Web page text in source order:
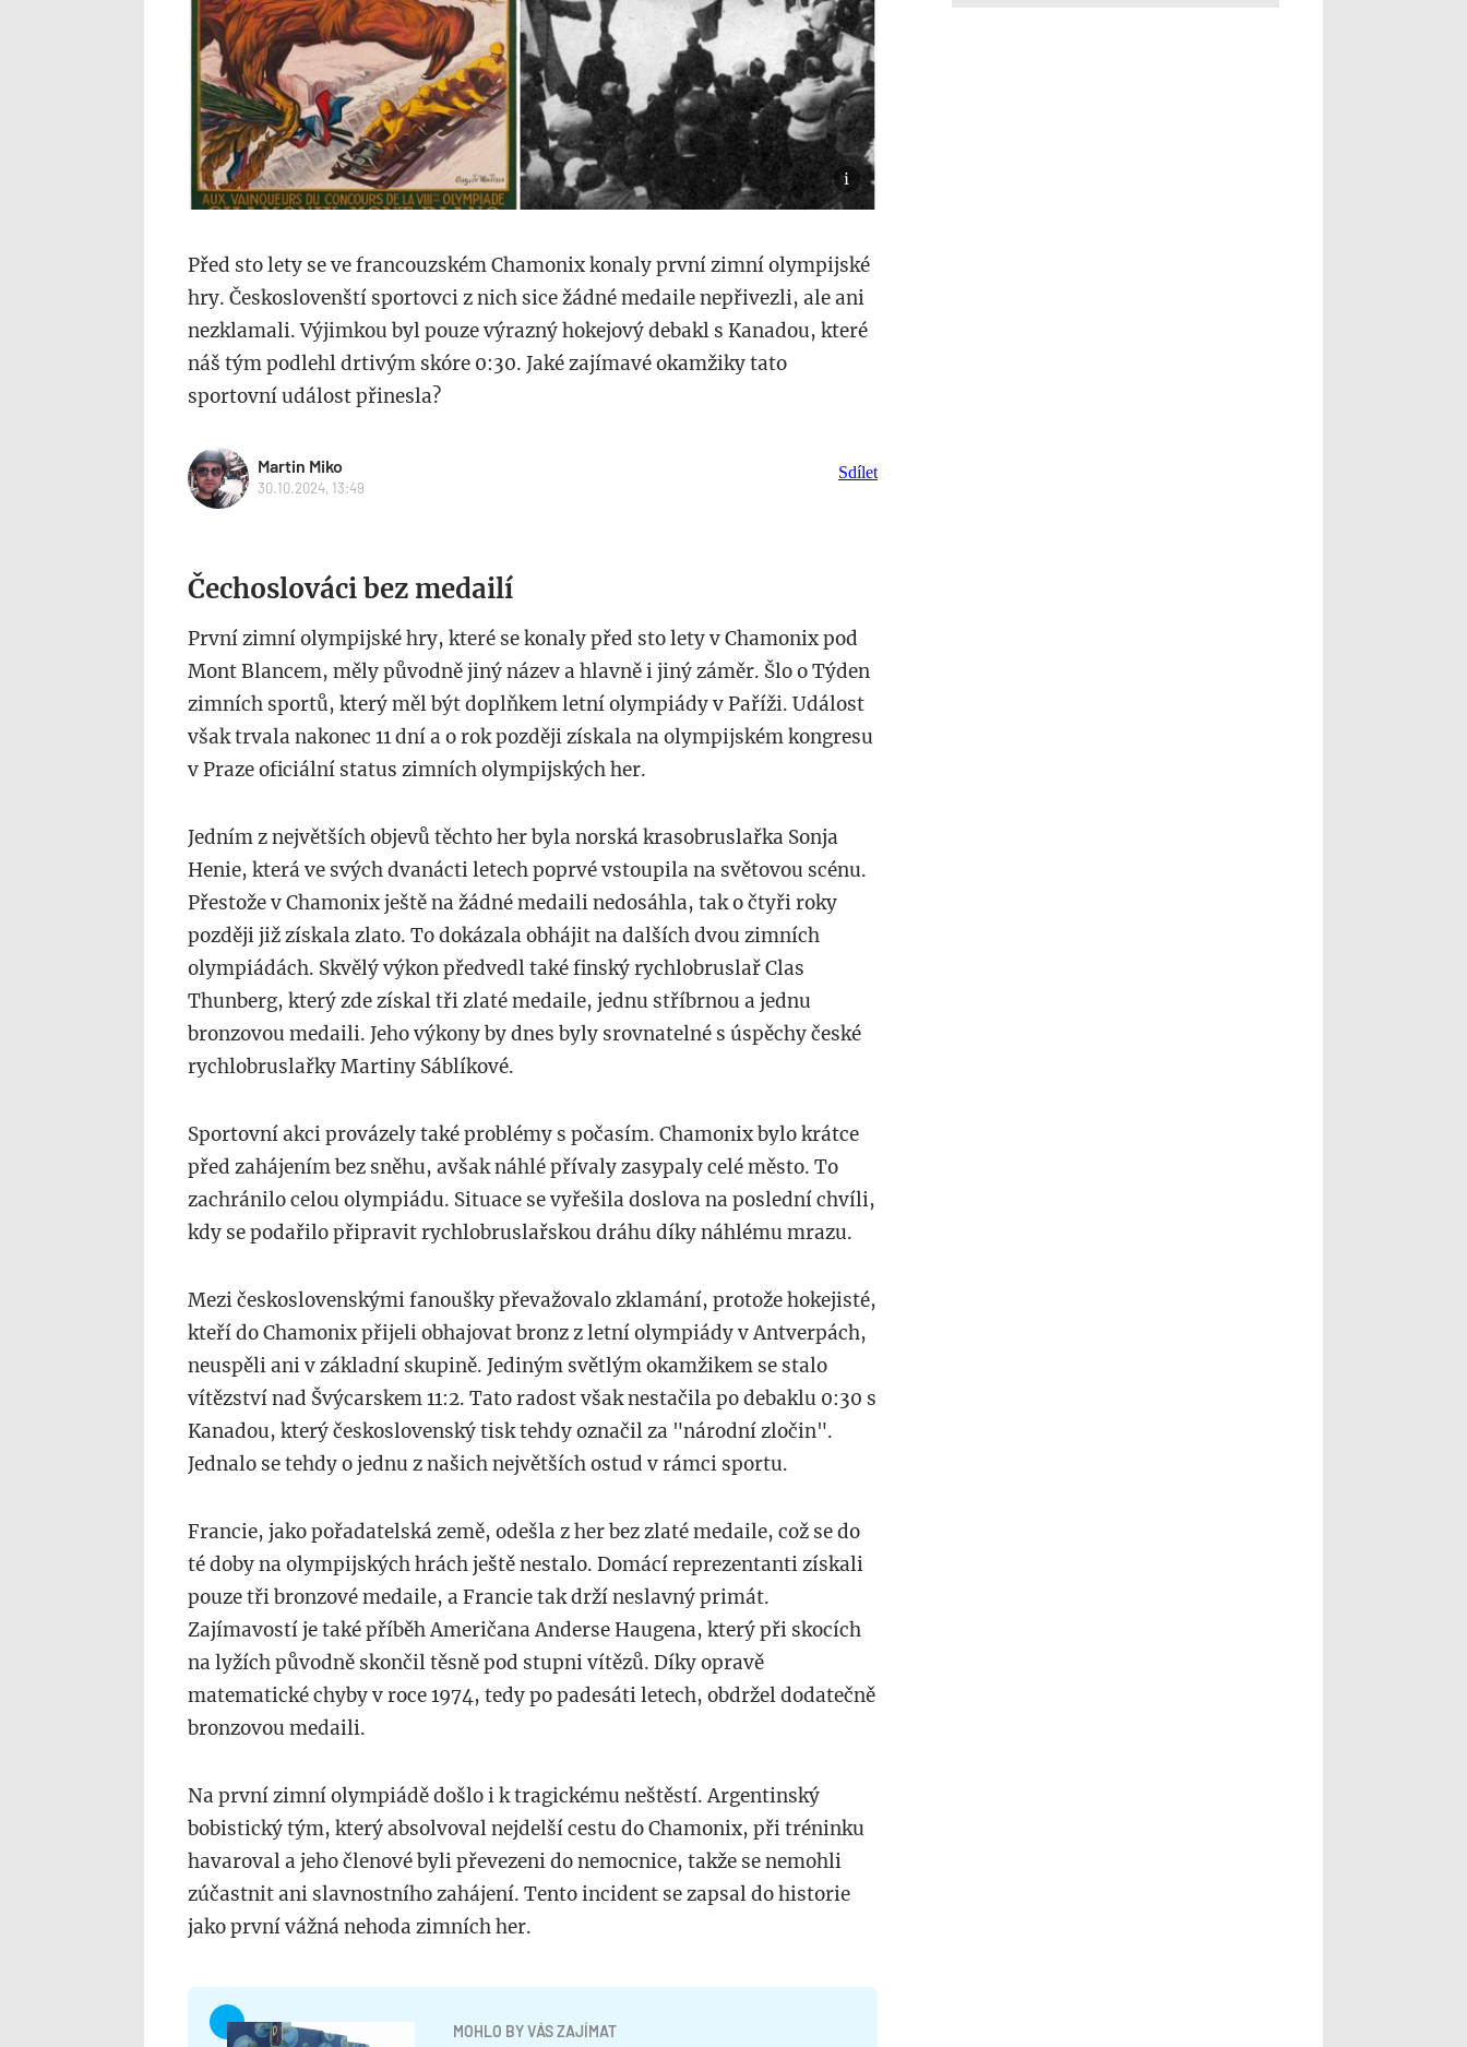
Před sto lety se ve francouzském Chamonix konaly první zimní olympijské
hry. Českoslovenští sportovci z nich sice žádné medaile nepřivezli, ale ani
nezklamali. Výjimkou byl pouze výrazný hokejový debakl s Kanadou, které
náš tým podlehl drtivým skóre 0:30. Jaké zajímavé okamžiky tato
sportovní událost přinesla?
Martin Miko
30.10.2024, 13:49
Sdílet
Čechoslováci bez medailí
První zimní olympijské hry, které se konaly před sto lety v Chamonix pod
Mont Blancem, měly původně jiný název a hlavně i jiný záměr. Šlo o Týden
zimních sportů, který měl být doplňkem letní olympiády v Paříži. Událost
však trvala nakonec 11 dní a o rok později získala na olympijském kongresu
v Praze oficiální status zimních olympijských her.
Jedním z největších objevů těchto her byla norská krasobruslařka Sonja
Henie, která ve svých dvanácti letech poprvé vstoupila na světovou scénu.
Přestože v Chamonix ještě na žádné medaili nedosáhla, tak o čtyři roky
později již získala zlato. To dokázala obhájit na dalších dvou zimních
olympiádách. Skvělý výkon předvedl také finský rychlobruslař Clas
Thunberg, který zde získal tři zlaté medaile, jednu stříbrnou a jednu
bronzovou medaili. Jeho výkony by dnes byly srovnatelné s úspěchy české
rychlobruslařky Martiny Sáblíkové.
Sportovní akci provázely také problémy s počasím. Chamonix bylo krátce
před zahájením bez sněhu, avšak náhlé přívaly zasypaly celé město. To
zachránilo celou olympiádu. Situace se vyřešila doslova na poslední chvíli,
kdy se podařilo připravit rychlobruslařskou dráhu díky náhlému mrazu.
Mezi československými fanoušky převažovalo zklamání, protože hokejisté,
kteří do Chamonix přijeli obhajovat bronz z letní olympiády v Antverpách,
neuspěli ani v základní skupině. Jediným světlým okamžikem se stalo
vítězství nad Švýcarskem 11:2. Tato radost však nestačila po debaklu 0:30 s
Kanadou, který československý tisk tehdy označil za "národní zločin".
Jednalo se tehdy o jednu z našich největších ostud v rámci sportu.
Francie, jako pořadatelská země, odešla z her bez zlaté medaile, což se do
té doby na olympijských hrách ještě nestalo. Domácí reprezentanti získali
pouze tři bronzové medaile, a Francie tak drží neslavný primát.
Zajímavostí je také příběh Američana Anderse Haugena, který při skocích
na lyžích původně skončil těsně pod stupni vítězů. Díky opravě
matematické chyby v roce 1974, tedy po padesáti letech, obdržel dodatečně
bronzovou medaili.
Na první zimní olympiádě došlo i k tragickému neštěstí. Argentinský
bobistický tým, který absolvoval nejdelší cestu do Chamonix, při tréninku
havaroval a jeho členové byli převezeni do nemocnice, takže se nemohli
zúčastnit ani slavnostního zahájení. Tento incident se zapsal do historie
jako první vážná nehoda zimních her.
MOHLO BY VÁS ZAJÍMAT